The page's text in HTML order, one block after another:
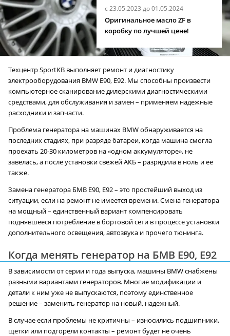
с 23.05.2023 до 01.05.2024
Оригинальное масло ZF в
коробку по лучшей цене!
Техцентр SportKB выполняет ремонт и диагностику
электрооборудования BMW E90, E92. Мы способны произвести
компьютерное сканирование дилерскими диагностическими
средствами, для обслуживания и замен – применяем надежные
расходники и запчасти.
Проблема генератора на машинах BMW обнаруживается на
последних стадиях, при разряде батареи, когда машина смогла
проехать 20-30 километров на «одном аккумуляторе», не
завелась, а после установки свежей АКБ – разрядила в ноль и ее
также.
Замена генератора БМВ E90, E92 – это простейший выход из
ситуации, если на ремонт не имеется времени. Смена генератора
на мощный – единственный вариант компенсировать
поднявшееся потребление в бортовой сети в процессе установки
дополнительного освещения, автозвука и прочего тюнинга.
Когда менять генератор на БМВ E90, E92
В зависимости от серии и года выпуска, машины BMW снабжены
разными вариантами генераторов. Многие модификации и
детали к ним уже не выпускаются, поэтому единственное
решение – заменить генератор на новый, надежный.
В случае если проблемы не критичны – износились подшипники,
щетки или подгорели контакты – ремонт будет не очень